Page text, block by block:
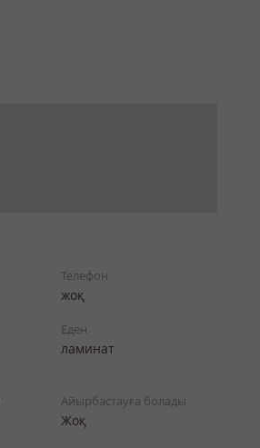
Телефон
жоқ
Еден
ламинат
Айырбастауға болады
Жоқ